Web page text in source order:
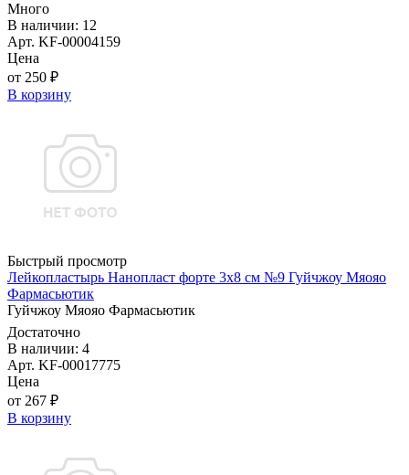
Много
В наличии: 12
Арт. KF-00004159
Цена
от 250 ₽
В корзину
Быстрый просмотр
Лейкопластырь Нанопласт форте 3х8 см №9 Гуйчжоу Мяояо
Фармасьютик
Гуйчжоу Мяояо Фармасьютик
Достаточно
В наличии: 4
Арт. KF-00017775
Цена
от 267 ₽
В корзину